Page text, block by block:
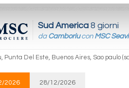
Sud America 8 giorni
da Camboriucon MSC
Punta Del Este, Buenos Aires, Sao paulo
2026
28/12/2026